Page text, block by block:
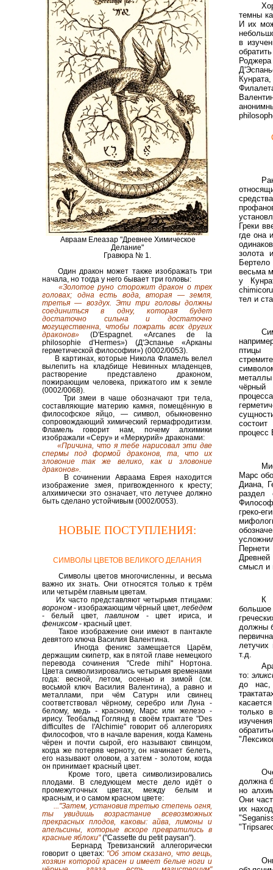
Авраам Елеазар "Древнее Химическое
Делание"
Гравюра № 1.
Один дракон может также изображать три
начала, но тогда у него бывает три головы:
«Золотое руно сторожит дракон о трех
головах; одна есть вода, вторая — земля,
третья — воздух. Эти три головы должны
соединиться в одну, которая будет
достаточно сильна и достаточно
могущественна, чтобы пожрать всех других
драконов» (D'Espagnet. «Arcanes de la
philosophie d'Hermes») (Д'Эспанье «Арканы
герметической философии») (0002/0053).
В картинах, которые Никола Фламель велел
вылепить на кладбище Невинных младенцев,
растворение представлено драконом,
пожирающим человека, прижатого им к земле
(0002/0068).
Три змеи в чаше обозначают три тела,
составляющие материю камня, помещённую в
философское яйцо, — символ, обыкновенно
сопровождающий химический гермафродитизм.
Фламель говорит нам, почему алхимики
изображали «Серу» и «Меркурий» драконами:
«Причина, что я тебе нарисовал эти две
спермы под формой драконов, та, что их
зловоние так же велико, как и зловоние
драконов».
В сочинении Авраама Еврея находится
изображение змея, пригвожденного к кресту;
алхимически это означает, что летучее должно
быть сделано устойчивым (0002/0053).
НОВЫЕ ПОСТУПЛЕНИЯ:
СИМВОЛЫ ЦВЕТОВ ВЕЛИКОГО ДЕЛАНИЯ
Символы цветов многочисленны, и весьма
важно их знать. Они относятся только к трём
или четырём главным цветам.
Их часто представляют четырьмя птицами:
вороном - изображающим чёрный цвет, лебедем
- белый цвет,павлином - цвет ириса, и
фениксом - красный цвет.
Такое изображение они имеют в пантакле
девятого ключа Василия Валентина.
Иногда феникс замещается Царём,
держащим скипетр, как в пятой главе немецкого
перевода сочинения "Crede mihi" Нортона.
Цвета символизировались четырьмя временами
года: весной, летом, осенью и зимой (см.
восьмой ключ Василия Валентина), а равно и
металлами, при чём Сатурн или свинец
соответствовал чёрному, серебро или Луна -
белому, медь - красному, Марс или железо -
ирису. Теобальд Гоглянд в своём трактате "Des
difficultes de l'Alchimie" говорит об аллегориях
философов, что в начале варения, когда Камень
чёрен и почти сырой, его называют свинцом,
когда же потеряв черноту, он начинает белеть,
его называют оловом, а затем - золотом, когда
он принимает красный цвет.
Кроме того, цвета символизировались
плодами. В следующем месте дело идёт о
промежуточных цветах, между белым и
красным, и о самом красном цвете:
..."Затем, установив третью степень огня,
ты увидишь возрастание всевозможных
прекрасных плодов, каковы: айва, лимоны и
апельсины, которые вскоре превратились в
красные яблоки"("Cassette du petit paysan").
Бернард Тревизанский аллегорически
говорит о цветах: "Об этом сказано, что вещь,
хозяин которой красен и имеет белые ноги и
темны
И их
в
Греки
где она
золота
весьма
у
тел и
птицы
чёрный
процесс
Марс
Диана,
раздел
греко-
смысл и
К
должны
т.д.
то:
до нас,
только
должна
но
Они
их